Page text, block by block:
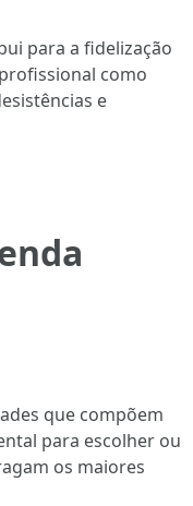
para a fidelização
como
e
que compõem
para escolher ou
os maiores